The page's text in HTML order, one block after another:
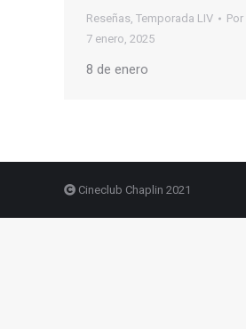
Reseñas, Temporada LIV Por
7 enero, 2025
8 de enero
Cineclub Chaplin 2021